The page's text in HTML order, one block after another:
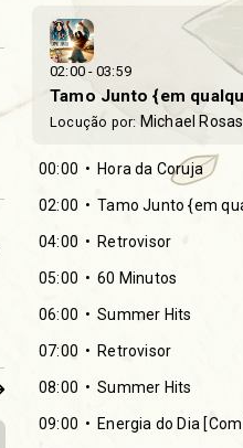
02:00 - 03:59
Locução por: Michael Rosas
00:00 Hora da Coruja
02:00
04:00 Retrovisor
05:00 60 Minutos
06:00 Summer Hits
07:00 Retrovisor
08:00 Summer Hits
09:00